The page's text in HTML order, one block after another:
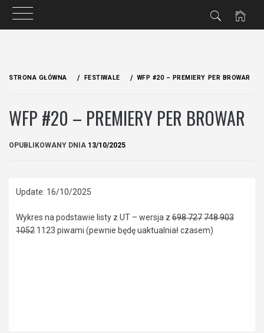
treściSTRONA GŁÓWNA FESTIWALE WFP #20 – PREMIERY PER BROWAR
WFP #20 – PREMIERY PER BROWAR
OPUBLIKOWANY DNIA 13/10/2025
Update: 16/10/2025
Wykres na podstawie listy z UT – wersja z 698 727748903
1052 1123 piwami (pewnie będę uaktualniał czasem)